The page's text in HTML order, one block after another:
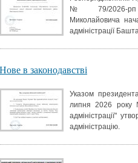
№ 79/2026-рп
Миколайовича
адміністрації
Нове в законодавстві
Указом
липня 2026 року
адміністрації"
адміністрацію.